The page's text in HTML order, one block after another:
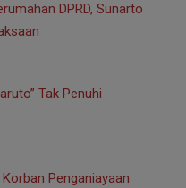
DPRD, Sunarto
Tak Penuhi
Penganiayaan